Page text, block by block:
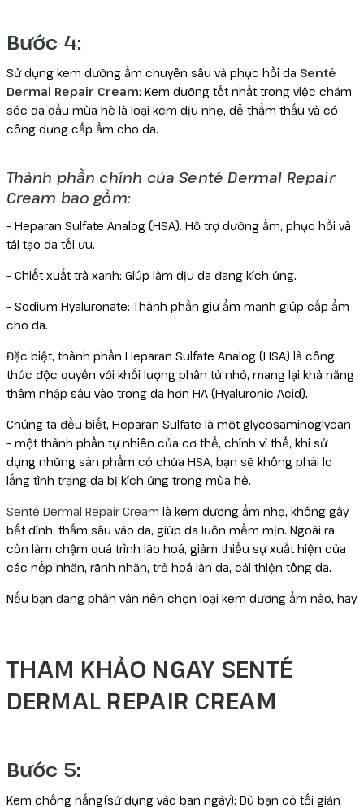
Bước 4:
Sử dụng kem dưỡng ẩm chuyên sâu và phục hồi da Senté
Dermal Repair Cream: Kem dưỡng tốt nhất trong việc chăm
sóc da dầu mùa hè là loại kem dịu nhẹ, dễ thẩm thấu và có
công dụng cấp ẩm cho da.
Thành phần chính củaSenté Dermal Repair
Cream bao gồm:
– Heparan Sulfate Analog (HSA): Hỗ trợ dưỡng ẩm, phục hồi và
tái tạo da tối ưu.
– Chiết xuất trà xanh: Giúp làm dịu da đang kích ứng.
– Sodium Hyaluronate: Thành phần giữ ẩm mạnh giúp cấp ẩm
cho da.
Đặc biệt, thành phần Heparan Sulfate Analog (HSA) là công
thức độc quyền với khối lượng phân tử nhỏ, mang lại khả năng
thâm nhập sâu vào trong da hơn HA (Hyaluronic Acid).
Chúng ta đều biết, Heparan Sulfate là một glycosaminoglycan
– một thành phần tự nhiên của cơ thể, chính vì thế, khi sử
dụng những sản phẩm có chứa HSA, bạn sẽ không phải lo
lắng tình trạng da bị kích ứng trong mùa hè.
Senté Dermal Repair Cream là kem dưỡng ẩm nhẹ, không gây
bết dính, thấm sâu vào da, giúp da luôn mềm mịn. Ngoài ra
còn làm chậm quá trình lão hoá, giảm thiểu sự xuất hiện của
các nếp nhăn, rãnh nhăn, trẻ hoá làn da, cải thiện tông da.
Nếu bạn đang phân vân nên chọn loại kem dưỡng ẩm nào, hãy
THAM KHẢO NGAY SENTÉ
DERMAL REPAIR CREAM
Bước 5:
Kem chống nắng(sử dụng vào ban ngày): Dù bạn có tối giản